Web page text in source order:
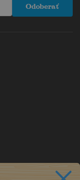
Odoberať